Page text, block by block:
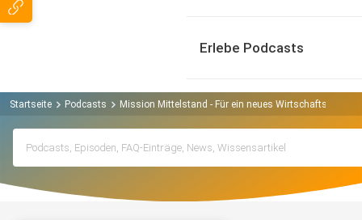
Erlebe Podcasts
Startseite Podcasts Mission Mittelstand - Für ein neues